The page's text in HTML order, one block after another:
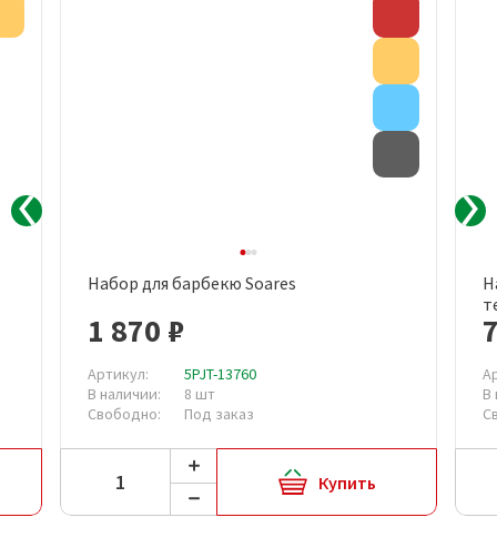
Набор для барбекю Soares
1 870 ₽
Артикул:
5PJT-13760
В наличии:
8 шт
Свободно:
Под заказ
Купить
В